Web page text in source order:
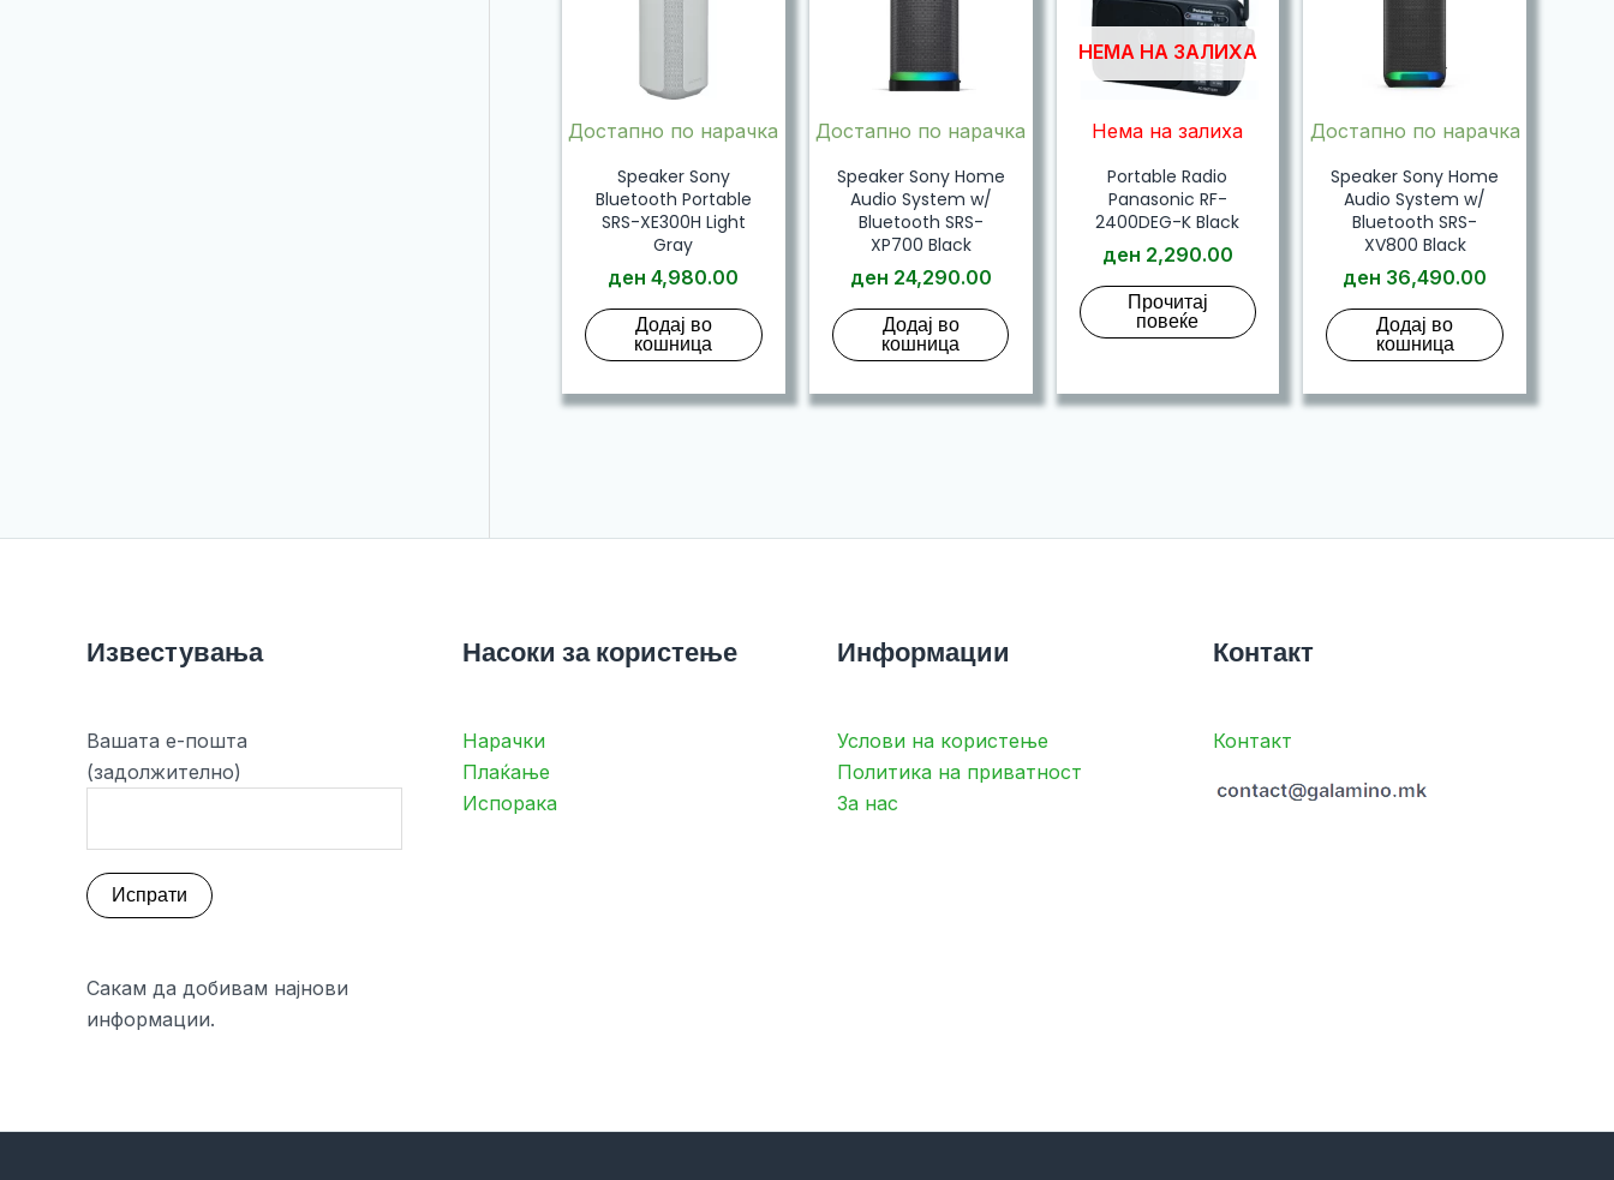
Достапно по нарачка
Speaker Sony
Bluetooth Portable
SRS-XE300H Light
Gray
ден 4,980.00
Додај во
кошница
Достапно по нарачка
Speaker Sony Home
Audio System w/
Bluetooth SRS-
XP700 Black
ден 24,290.00
Додај во
кошница
НЕМА НА ЗАЛИХА
Нема на залиха
Portable Radio
Panasonic RF-
2400DEG-K Black
ден 2,290.00
Прочитај
повеќе
Достапно по нарачка
Speaker Sony Home
Audio System w/
Bluetooth SRS-
XV800 Black
ден 36,490.00
Додај во
кошница
Известувања
Вашата е-пошта
(задолжително)
Сакам да добивам најнови
информации.
Насоки за користење
Нарачки
Плаќање
Испорака
Информации
Услови на користење
Политика на приватност
За нас
Контакт
Контакт